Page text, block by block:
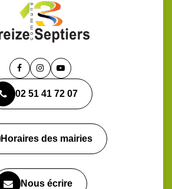
Lien
le
compte
Lien
le
compte
Lien
la
chaîne
02 51 41 72 07
Horaires des mairies
Nous écrire